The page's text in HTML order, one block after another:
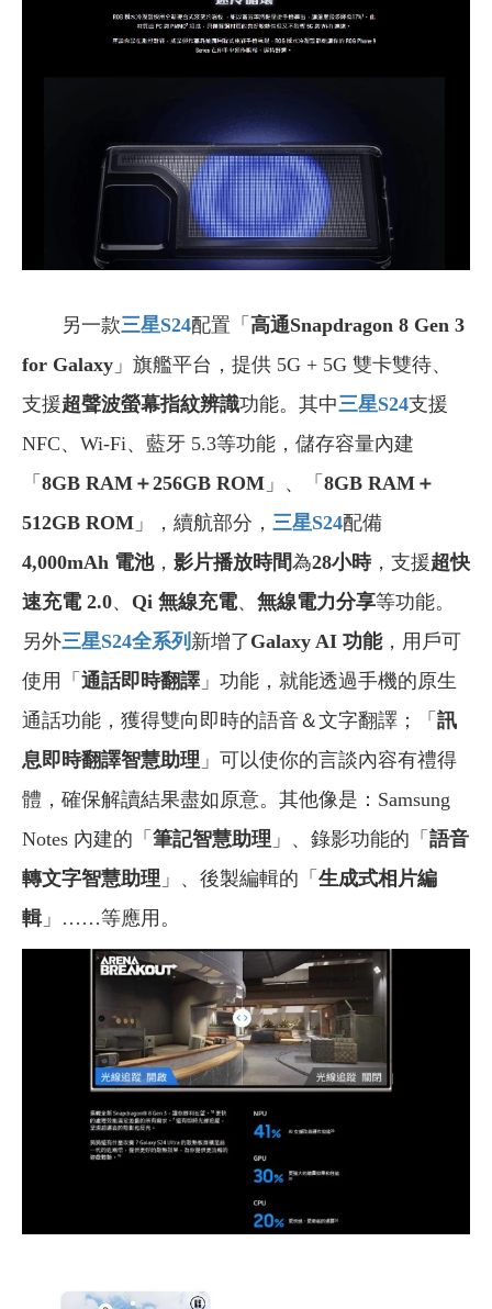
另一款三星S24配置「 高通Snapdragon 8 Gen 3
for Galaxy 」旗艦平台，提供 5G + 5G 雙卡雙待、
支援超聲波螢幕指紋辨識功能。其中三星S24支援
NFC、Wi-Fi、藍牙 5.3等功能，儲存容量內建
「 8GB RAM＋256GB ROM 」、「 8GB RAM＋
512GB ROM 」，續航部分， 三星S24配備
4,000mAh 電池， 影片播放時間為28小時，支援超快
速充電 2.0、 Qi 無線充電、 無線電力分享等功能。
另外三星S24全系列 新增了Galaxy AI 功能，用戶可
使用「 通話即時翻譯 」功能，就能透過手機的原生
通話功能，獲得雙向即時的語音＆文字翻譯；「 訊
息即時翻譯智慧助理 」可以使你的言談內容有禮得
體，確保解讀結果盡如原意。其他像是：Samsung
Notes 內建的「 筆記智慧助理 」、錄影功能的「 語音
轉文字智慧助理 」、後製編輯的「 生成式相片編
輯」……等應用。